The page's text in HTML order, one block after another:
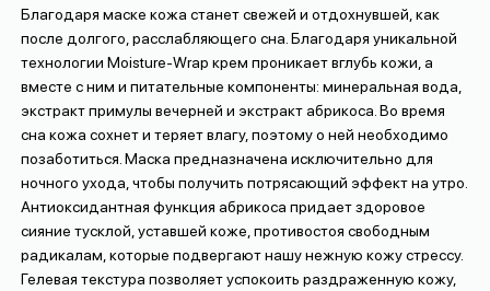
Благодаря маске кожа станет свежей и отдохнувшей, как
после долгого, расслабляющего сна. Благодаря уникальной
технологии Moisture-Wrap крем проникает вглубь кожи, а
вместе с ним и питательные компоненты: минеральная вода,
экстракт примулы вечерней и экстракт абрикоса. Во время
сна кожа сохнет и теряет влагу, поэтому о ней необходимо
позаботиться. Маска предназначена исключительно для
ночного ухода, чтобы получить потрясающий эффект на утро.
Антиоксидантная функция абрикоса придает здоровое
сияние тусклой, уставшей коже, противостоя свободным
радикалам, которые подвергают нашу нежную кожу стрессу.
Гелевая текстура позволяет успокоить раздраженную кожу,